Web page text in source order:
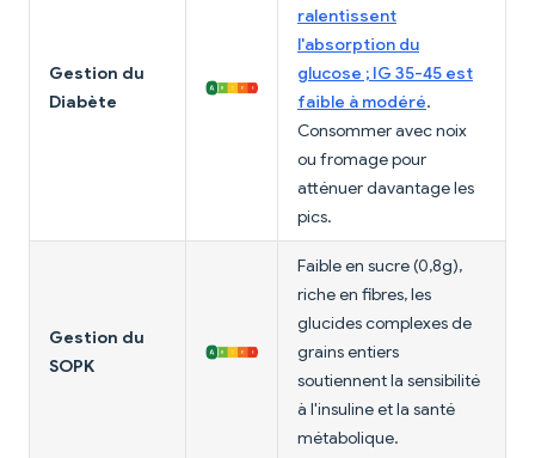
Gestion du
Diabète
ralentissent
l'absorption du
glucose ; IG 35-45 est
faible à modéré.
Consommer avec noix
ou fromage pour
atténuer davantage les
pics.
Gestion du
SOPK
Faible en sucre (0,8g),
riche en fibres, les
glucides complexes de
grains entiers
soutiennent la sensibilité
à l'insuline et la santé
métabolique.